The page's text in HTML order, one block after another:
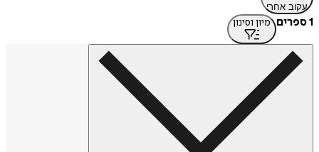
עקוב אחרי
1 ספרים מיון וסינון